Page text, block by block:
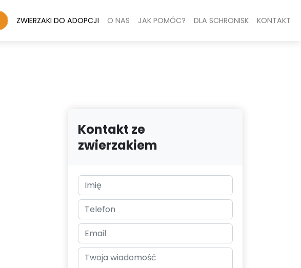
ZWIERZAKI DO ADOPCJI O NAS JAK POMÓC? DLA SCHRONISK KONTAKT
Kontakt ze
zwierzakiem